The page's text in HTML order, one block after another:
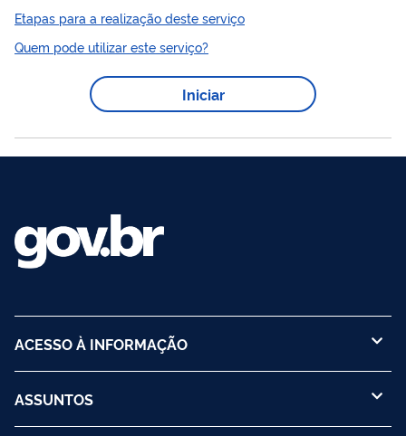
Registro Geral da Atividade Pesqueira – RGP.
Etapas para a realização deste serviço
Quem pode utilizar este serviço?
Iniciar
ACESSO À INFORMAÇÃO
ASSUNTOS